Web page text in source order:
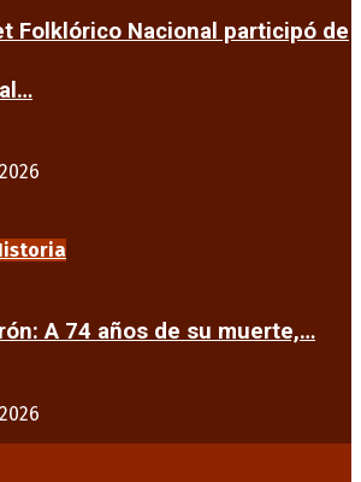
Folklórico Nacional participó de
A 74 años de su muerte,…